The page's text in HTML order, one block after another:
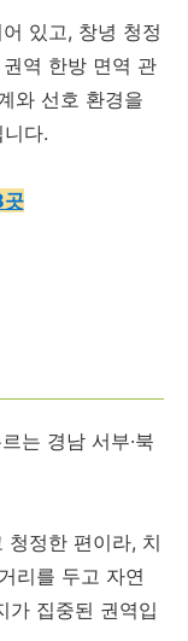
있고, 창녕 청정
역 한방 면역 관
와 선호 환경을
다.
곳
는 경남 서부·북
정한 편이라, 치
리를 두고 자연
가 집중된 권역입